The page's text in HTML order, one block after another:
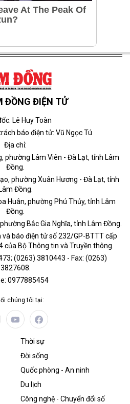
ĐỒNG ĐIỆN TỬ
Lê Huy Toàn
báo điện tử: Vũ Ngọc Tú
Địa chỉ:
phường Lâm Viên - Đà Lạt, tỉnh Lâm
Đồng.
phường Xuân Hương - Đà Lạt, tỉnh
Lâm Đồng.
Huân, phường Phú Thủy, tỉnh Lâm
Đồng.
Bắc Gia Nghĩa, tỉnh Lâm Đồng.
báo điện tử số 232/GP-BTTT cấp
Bộ Thông tin và Truyền thông.
(0263) 3810443 - Fax: (0263)
3827608.
0977885454
chúng tôi tại:
Thời sự
Đời sống
Quốc phòng - An ninh
Du lịch
Công nghệ - Chuyển đổi số